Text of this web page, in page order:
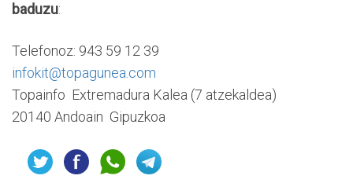
baduzu:
Telefonoz: 943 59 12 39
infokit@topagunea.com
Topainfo  Extremadura Kalea (7 atzekaldea)
20140 Andoain  Gipuzkoa